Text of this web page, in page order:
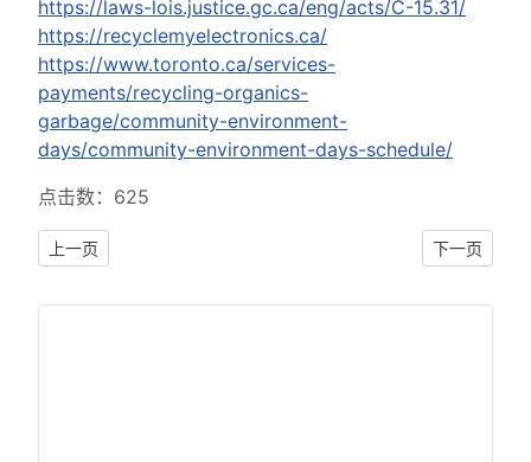
https://laws-lois.justice.gc.ca/eng/acts/C-15.31/
https://recyclemyelectronics.ca/
https://www.toronto.ca/services-
payments/recycling-organics-
garbage/community-environment-
days/community-environment-days-schedule/
点击数：625
上一篇文章: 加国生活有窍门：为什么自家院子里的树不是你砍的
上一页 下一篇文章:
下一页